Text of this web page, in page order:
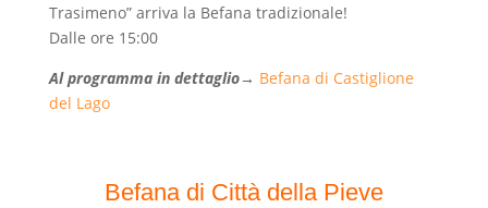
Trasimeno” arriva la Befana tradizionale!
Dalle ore 15:00
Al programma in dettaglio→ Befana di Castiglione
del Lago
Befana di Città della Pieve